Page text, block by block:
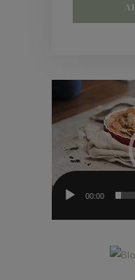
Video-
00:00